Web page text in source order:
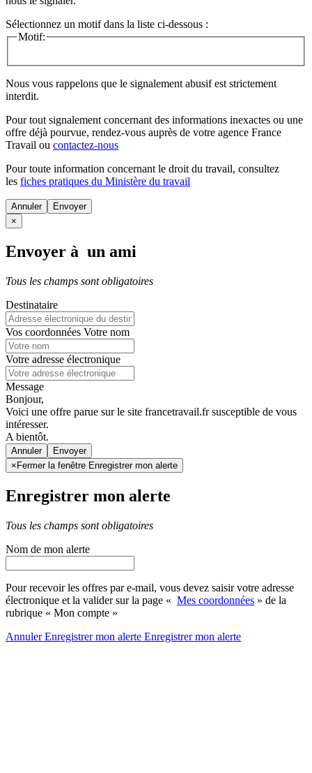
Sélectionnez un motif dans la liste ci-dessous :
Motif:
Nous vous rappelons que le signalement abusif est strictement
interdit.
Pour tout signalement concernant des informations inexactes ou une
offre déjà pourvue, rendez-vous auprès de votre agence France
Travail ou contactez-nous
Pour toute information concernant le droit du travail, consultez
les fiches pratiques du Ministère du travail
Annuler
×
Envoyer à un ami
Tous les champs sont obligatoires
Destinataire
Vos coordonnées Votre nom
Votre adresse électronique
Message
Bonjour,
Voici une offre parue sur le site francetravail.fr susceptible de vous
intéresser.
A bientôt.
Annuler
× Fermer la fenêtre Enregistrer mon alerte
Enregistrer mon alerte
Tous les champs sont obligatoires
Nom de mon alerte
Pour recevoir les offres par e-mail, vous devez saisir votre adresse
électronique et la valider sur la page « Mes coordonnées » de la
rubrique « Mon compte »
AnnulerEnregistrer mon alerte Enregistrermon alerte